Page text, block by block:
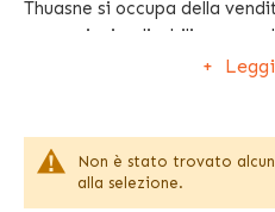
Thuasne si occupa della
per anziani e disabili, ma
ortopedici adatti a persone
polso, diminuendo il dolore.
prodotti per persone che
Non è stato trovato
alla selezione.